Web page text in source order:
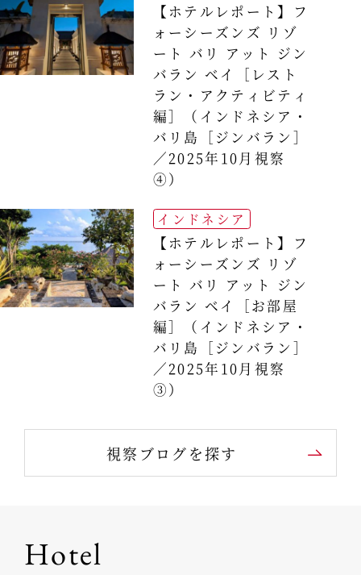
【ホテルレポート】フ
ォーシーズンズ リゾ
ート バリ アット ジン
バラン ベイ［レスト
ラン・アクティビティ
編］（インドネシア・
バリ島［ジンバラン］
／2025年10月視察
④）
インドネシア
【ホテルレポート】フ
ォーシーズンズ リゾ
ート バリ アット ジン
バラン ベイ［お部屋
編］（インドネシア・
バリ島［ジンバラン］
／2025年10月視察
③）
視察ブログを探す
Hotel